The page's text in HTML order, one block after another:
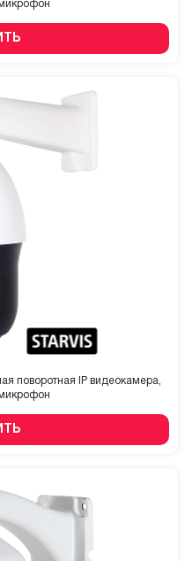
поворотная IP видеокамера,